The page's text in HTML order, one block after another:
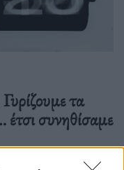
τα
έτσι συνηθίσαμε